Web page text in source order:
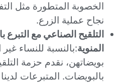
الخصوبة المتطورة مثل
نجاح عملية الزرع.
التلقيح الصناعي مع التبرع
المنوية:بالنسبة للنساء
بويضاتهن، نقدم حزمة
بالبويضات. المتبرعات